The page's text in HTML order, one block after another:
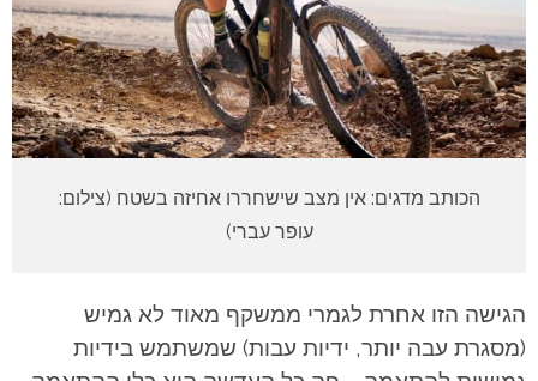
הכותב מדגים: אין מצב שישחררו אחיזה בשטח (צילום:
עופר עברי)
הגישה הזו אחרת לגמרי ממשקף מאוד לא גמיש
(מסגרת עבה יותר, ידיות עבות) שמשתמש בידיות